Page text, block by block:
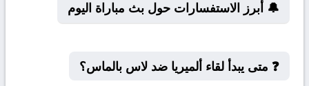
🔔 أبرز الاستفسارات حول بث مباراة اليوم
❓ متى يبدأ لقاء ألميريا ضد لاس بالماس؟